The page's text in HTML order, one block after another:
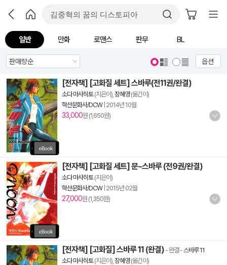
일반 만화 로맨스 판무 BL
옵션
[전자책] [고화질 세트] 스바루(전11권/완결)
소다 마사히토(지은이), 장혜영(옮긴이)
학산문화사/DCW| 2014년 10월
33,000원 (1,650원)
[전자책] [고화질 세트] 문~스바루 (전9권/완결)
소다 마사히토(지은이)
학산문화사/DCW| 2015년 02월
27,000원 (1,350원)
[전자책] [고화질] 스바루 11 (완결) - 완결-스바루 11
소다 마사히토(지은이), 장혜영(옮긴이)